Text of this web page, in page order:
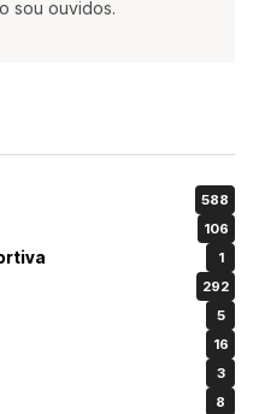
sou ouvidos.
588
106
1
292
5
16
3
8